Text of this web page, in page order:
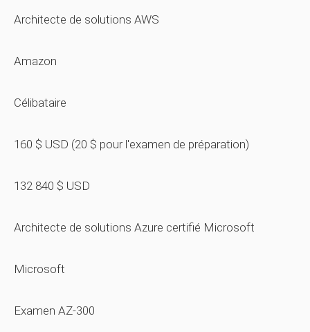
Architecte de solutions AWS
Amazon
Célibataire
160 $ USD (20 $ pour l'examen de préparation)
132 840 $ USD
Architecte de solutions Azure certifié Microsoft
Microsoft
Examen AZ-300